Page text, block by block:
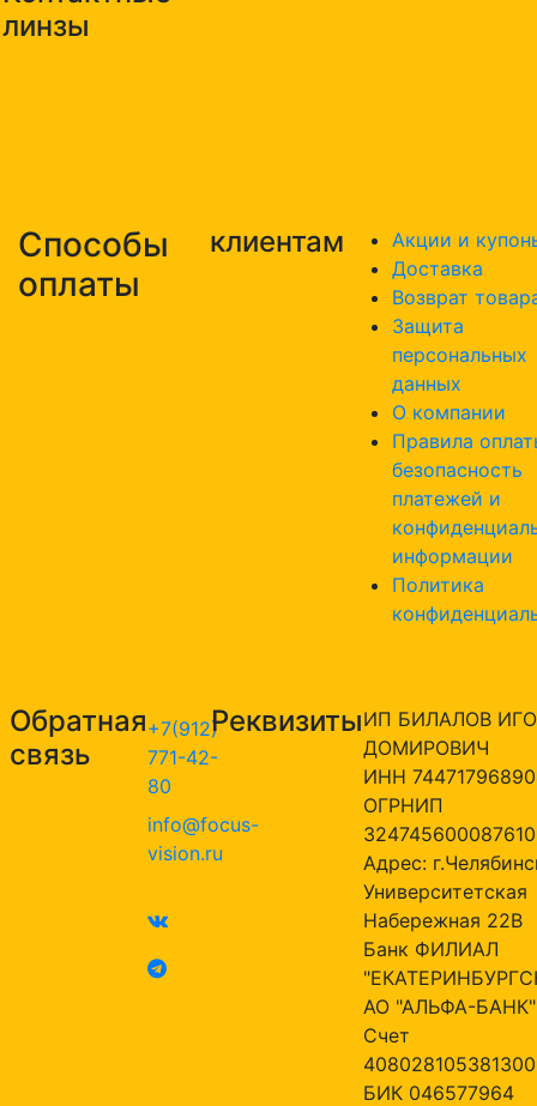
линзы
Способы
оплаты
клиентам
Акции и
Доставка
Возврат
Защита
персональных
данных
О компании
Правила
безопасность
платежей и
информации
Политика
Обратная
связь
+7(912)
771-42-
80
info@focus-
vision.ru
РеквизитыИП БИЛАЛОВ
ДОМИРОВИЧ
ИНН
ОГРНИП
324745600087610
Адрес:
Университетская
Набережная 22В
Банк ФИЛИАЛ
АО "АЛЬФА-БАНК"
Счет
БИК 046577964